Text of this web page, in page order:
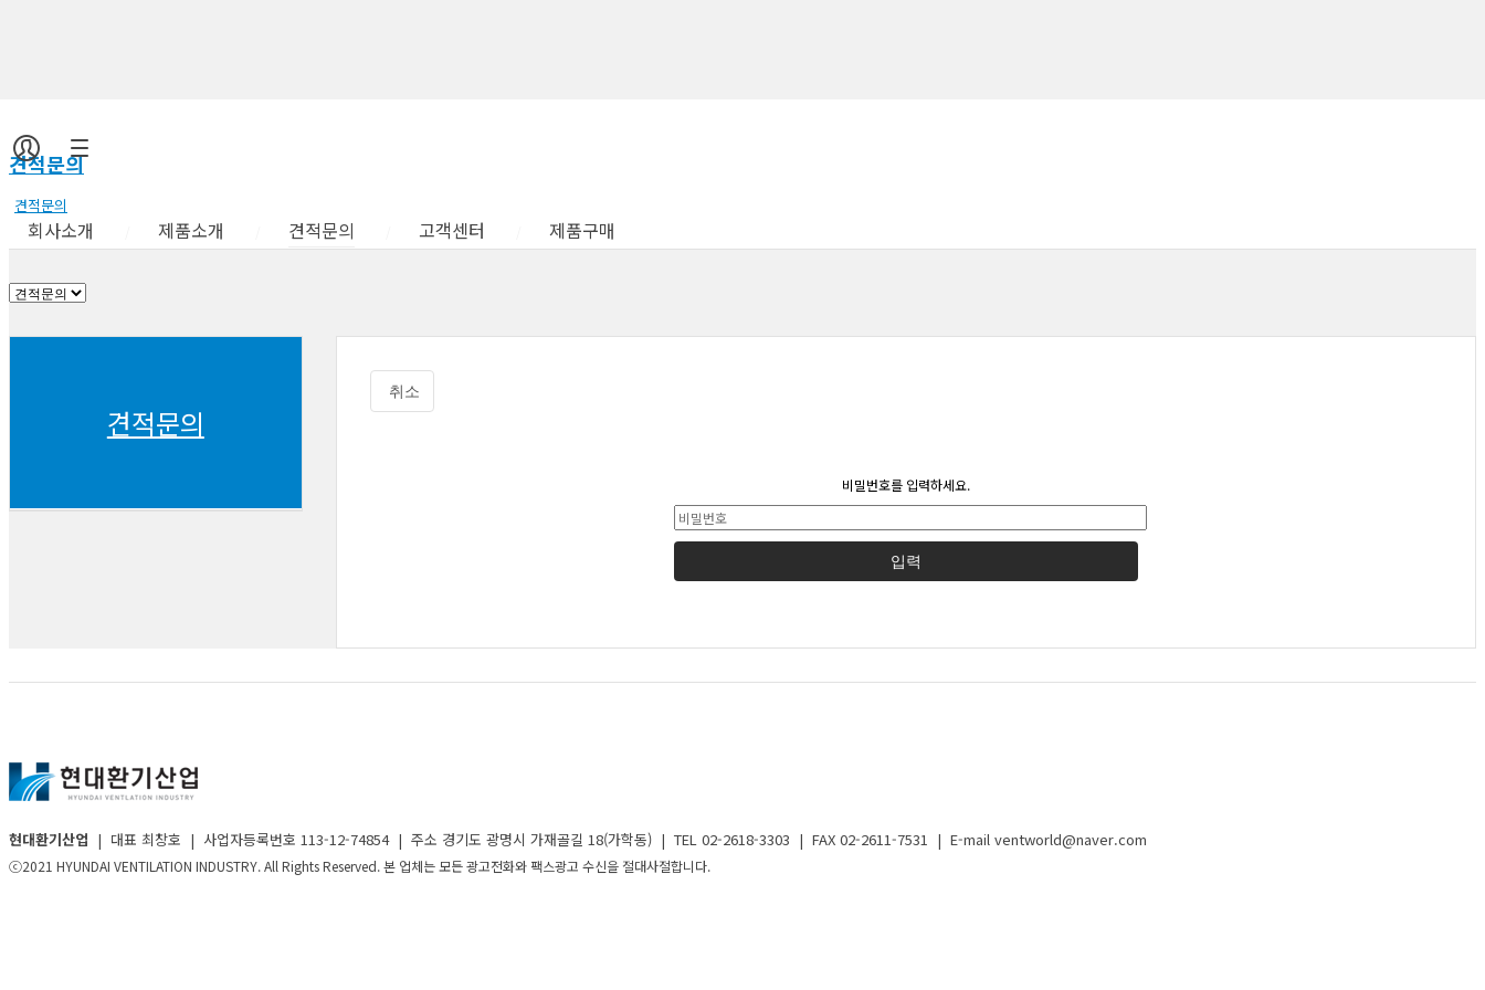
회사소개 제품소개 견적문의 고객센터 제품구매
견적문의
견적문의
견적문의
취소
비밀번호를 입력하세요.
입력
현대환기산업 | 대표 최창호 | 사업자등록번호 113-12-74854 | 주소 경기도 광명시 가재골길 18(가학동) | TEL 02-2618-3303 | FAX 02-2611-7531 | E-mail ventworld@naver.com
ⓒ2021 HYUNDAI VENTILATION INDUSTRY. All Rights Reserved. 본 업체는 모든 광고전화와 팩스광고 수신을 절대사절합니다.